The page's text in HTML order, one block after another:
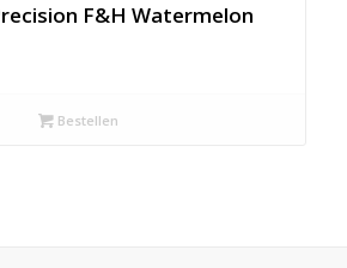
F&H Watermelon
Bestellen